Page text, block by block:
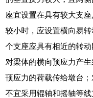
座宜设置在具有较大支
较小时，应设置横向易
个支座应具有相近的转
对梁体的横向预应力产
顸应力的荷载传给墩台
不宜采用辊轴和摇轴等